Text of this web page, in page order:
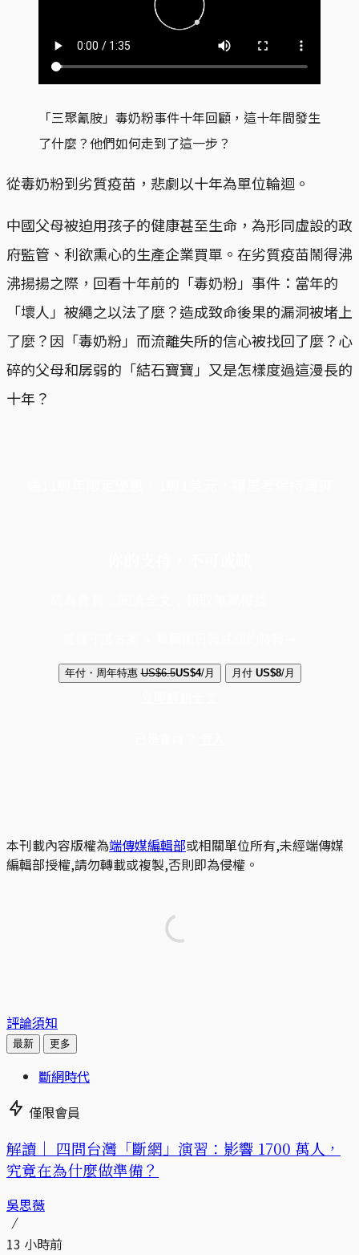
「三聚氰胺」毒奶粉事件十年回顧，這十年間發生
了什麼？他們如何走到了這一步？
從毒奶粉到劣質疫苗，悲劇以十年為單位輪迴。
中國父母被迫用孩子的健康甚至生命，為形同虛設的政
府監管、利欲熏心的生產企業買單。在劣質疫苗鬧得沸
沸揚揚之際，回看十年前的「毒奶粉」事件：當年的
「壞人」被繩之以法了麼？造成致命後果的漏洞被堵上
了麼？因「毒奶粉」而流離失所的信心被找回了麼？心
碎的父母和孱弱的「結石寶寶」又是怎樣度過這漫長的
十年？
年付・周年特惠 US$6.5US$4/月 月付 US$8/月
本刊載內容版權為端傳媒編輯部或相關單位所有,未經端傳媒
編輯部授權,請勿轉載或複製,否則即為侵權。
評論須知
最新 更多
斷網時代
僅限會員
解讀｜ 四問台灣「斷網」演習：影響 1700 萬人，
究竟在為什麼做準備？
吳思薇
13 小時前